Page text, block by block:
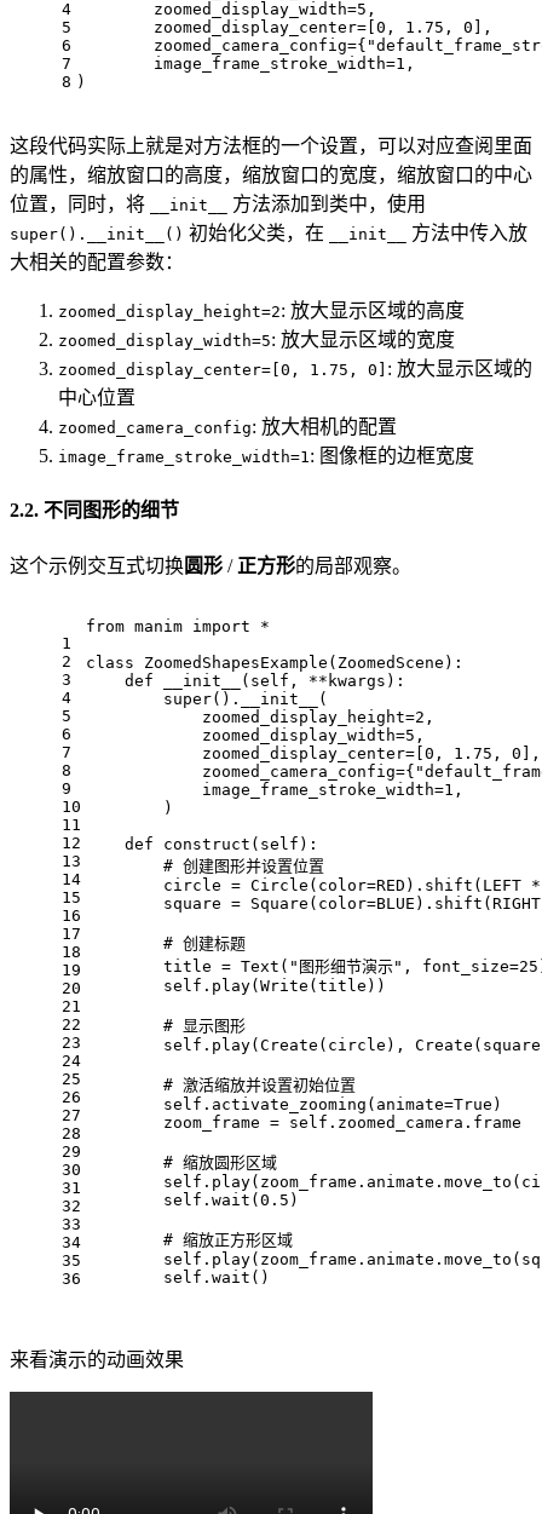
4
5
6
7
8
        zoomed_display_width=5,
        zoomed_display_center=[0, 1.75, 0],
        image_frame_stroke_width=1,
)
这段代码实际上就是对方法框的一个设置，可以对应查阅里面
的属性，缩放窗口的高度，缩放窗口的宽度，缩放窗口的中心
位置，同时，将
__init__ 方法添加到类中，使用
super().__init__() 初始化父类，在 __init__
方法中传入放
大相关的配置参数：
zoomed_display_height=2: 放大显示区域的高度
zoomed_display_width=5: 放大显示区域的宽度
zoomed_display_center=[0, 1.75, 0] : 放大显示区域的
中心位置
zoomed_camera_config: 放大相机的配置
image_frame_stroke_width=1: 图像框的边框宽度
2.2. 不同图形的细节
这个示例交互式切换圆形 / 正方形的局部观察。
1
2
3
4
5
6
7
8
9
10
11
12
13
14
15
16
17
18
19
20
21
22
23
24
25
26
27
28
29
30
31
32
33
34
35
36
from manim import *
class ZoomedShapesExample(ZoomedScene):
    def __init__(self, **kwargs):
        super().__init__(
            zoomed_display_height=2,
            zoomed_display_width=5,
            zoomed_display_center=[0, 1.75, 0],
            image_frame_stroke_width=1,
        )
    def construct(self):
        # 创建图形并设置位置
circle = Circle(color=RED).shift(LEFT
square =
        # 创建标题
title = Text("图形细节演示",
        self.play(Write(title))
        # 显示图形
self.play(Create(circle),
        # 激活缩放并设置初始位置
        self.activate_zooming(animate=True)
        zoom_frame = self.zoomed_camera.frame
        # 缩放圆形区域
        self.wait(0.5)
        # 缩放正方形区域
        self.wait()
来看演示的动画效果